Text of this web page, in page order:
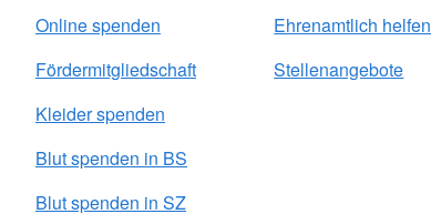
Online spenden
Fördermitgliedschaft
Kleider spenden
Blut spenden in BS
Blut spenden in SZ
Ehrenamtlich helfen
Stellenangebote